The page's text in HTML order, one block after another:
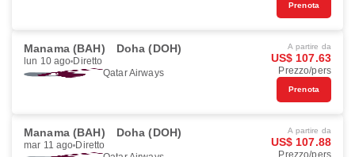
Prenota
Manama (BAH) Doha (DOH)
lun 10 ago Diretto
Qatar Airways
A partire da
US$ 107.63
Prezzo/pers
Prenota
Manama (BAH) Doha (DOH)
mar 11 ago Diretto
A partire da
US$ 107.88
Prezzo/pers